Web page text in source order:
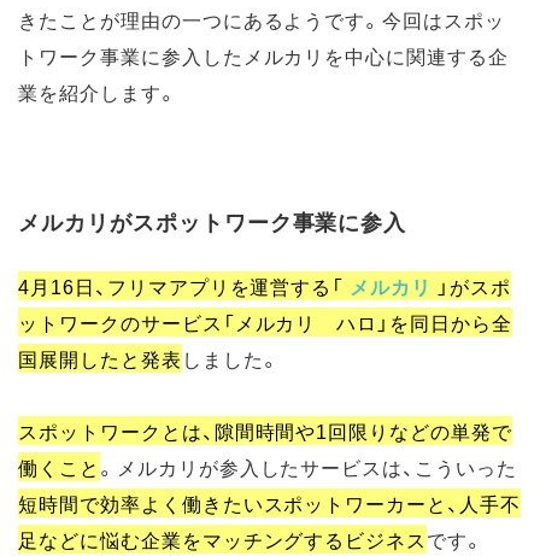
きたことが理由の一つにあるようです。今回はスポッ
トワーク事業に参入したメルカリを中心に関連する企
業を紹介します。
メルカリがスポットワーク事業に参入
4月16日、フリマアプリを運営する「 メルカリ 」がスポ
ットワークのサービス「メルカリ ハロ」を同日から全
国展開したと発表 しました。
スポットワークとは、隙間時間や1回限りなどの単発で
働くこと 。メルカリが参入したサービスは、こういった
短時間で効率よく働きたいスポットワーカーと、人手不
足などに悩む企業をマッチングするビジネスです。